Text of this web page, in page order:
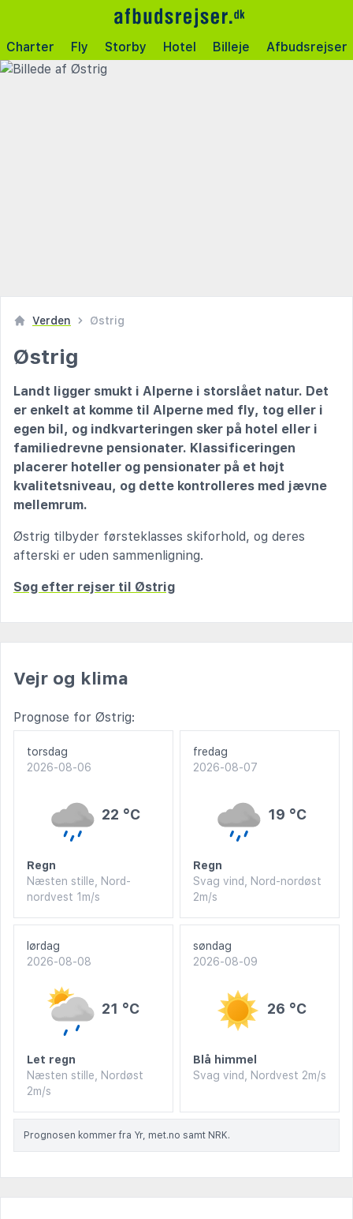
Charter Fly Storby Hotel Billeje Afbudsrejser
Verden Østrig
Østrig
Landt ligger smukt i Alperne i storslået natur. Det
er enkelt at komme til Alperne med fly, tog eller i
egen bil, og indkvarteringen sker på hotel eller i
familiedrevne pensionater. Klassificeringen
placerer hoteller og pensionater på et højt
kvalitetsniveau, og dette kontrolleres med jævne
mellemrum.
Østrig tilbyder førsteklasses skiforhold, og deres
afterski er uden sammenligning.
Søg efter rejser til Østrig
Vejr og klima
Prognose for Østrig:
torsdag
2026-08-06
22 °C
Regn
Næsten stille, Nord-
nordvest 1m/s
fredag
2026-08-07
19 °C
Regn
Svag vind, Nord-nordøst
2m/s
lørdag
2026-08-08
21 °C
Let regn
Næsten stille, Nordøst
2m/s
søndag
2026-08-09
26 °C
Blå himmel
Svag vind, Nordvest 2m/s
Prognosen kommer fra Yr, met.no samt NRK.